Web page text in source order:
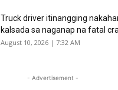
Truck driver itinangging
kalsada sa naganap na fatal
August 10, 2026 | 7:32 AM
- Advertisement -